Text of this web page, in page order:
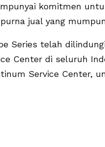
komitmen
jual yang
Series telah
Center di seluruh
Service Center,